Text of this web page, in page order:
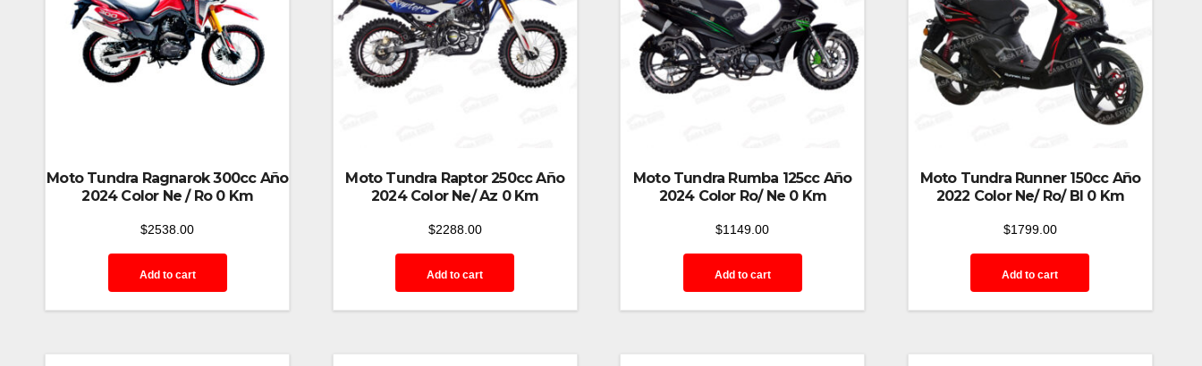
Moto Tundra Ragnarok 300cc Año
2024 Color Ne / Ro 0 Km
$2538.00
Add to cart
Moto Tundra Raptor 250cc Año
2024 Color Ne/ Az 0 Km
$2288.00
Add to cart
Moto Tundra Rumba 125cc Año
2024 Color Ro/ Ne 0 Km
$1149.00
Add to cart
Moto Tundra Runner 150cc Año
2022 Color Ne/ Ro/ Bl 0 Km
$1799.00
Add to cart